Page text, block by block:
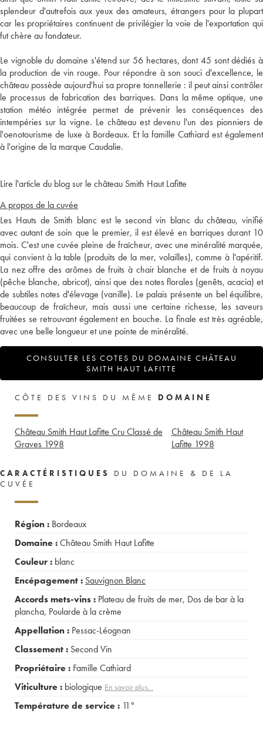
splendeur d'autrefois aux yeux des amateurs, étrangers pour la plupart
car les propriétaires continuent de privilégier la voie de l'exportation qui
fut chère au fondateur.
Le vignoble du domaine s'étend sur 56 hectares, dont 45 sont dédiés à
la production de vin rouge. Pour répondre à son souci d'excellence, le
château possède aujourd'hui sa propre tonnellerie : il peut ainsi contrôler
le processus de fabrication des barriques. Dans la même optique, une
station météo intégrée permet de prévenir les conséquences des
intempéries sur la vigne. Le château est devenu l'un des pionniers de
l'oenotourisme de luxe à Bordeaux. Et la famille Cathiard est également
à l'origine de la marque Caudalie.
Lire l'article du blog sur le château Smith Haut Lafitte
A propos de la cuvée
Les Hauts de Smith blanc est le second vin blanc du château, vinifié
avec autant de soin que le premier, il est élevé en barriques durant 10
mois. C'est une cuvée pleine de fraîcheur, avec une minéralité marquée,
qui convient à la table (produits de la mer, volailles), comme à l'apéritif.
La nez offre des arômes de fruits à chair blanche et de fruits à noyau
(pêche blanche, abricot), ainsi que des notes florales (genêts, acacia) et
de subtiles notes d'élevage (vanille). Le palais présente un bel équilibre,
beaucoup de fraîcheur, mais aussi une certaine richesse, les saveurs
fruitées se retrouvant également en bouche. La finale est très agréable,
avec une belle longueur et une pointe de minéralité.
CONSULTER LES COTES DU DOMAINE CHÂTEAU
SMITH HAUT LAFITTE
CÔTE DES VINS DU MÊME DOMAINE
Château Smith Haut Lafitte Cru Classé de
Graves 1998
Château Smith Haut
Lafitte 1998
CARACTÉRISTIQUES
DU DOMAINE & DE LA
CUVÉE
Région : Bordeaux
Domaine :Château Smith Haut Lafitte
Couleur : blanc
Encépagement : Sauvignon Blanc
Accords mets-vins : Plateau de fruits de mer, Dos de bar à la
plancha, Poularde à la crème
Appellation : Pessac-Léognan
Classement : Second Vin
Propriétaire : Famille Cathiard
Viticulture : biologique En savoir plus...
Température de service : 11°